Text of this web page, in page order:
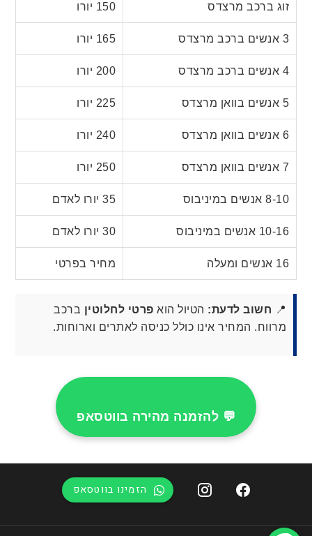
זוג ברכב מרצדס 150 יורו
3 אנשים ברכב מרצדס 165 יורו
4 אנשים ברכב מרצדס 200 יורו
5 אנשים בוואן מרצדס 225 יורו
6 אנשים בוואן מרצדס 240 יורו
7 אנשים בוואן מרצדס 250 יורו
8-10 אנשים במיניבוס 35 יורו לאדם
10-16 אנשים במיניבוס 30 יורו לאדם
16 אנשים ומעלה מחיר בפרטי
📍 חשוב לדעת: הטיול הוא פרטי לחלוטין ברכב
מרווח. המחיר אינו כולל כניסה לאתרים וארוחות.
💬 להזמנה מהירה בווטסאפ
הזמינו בווטסאפ